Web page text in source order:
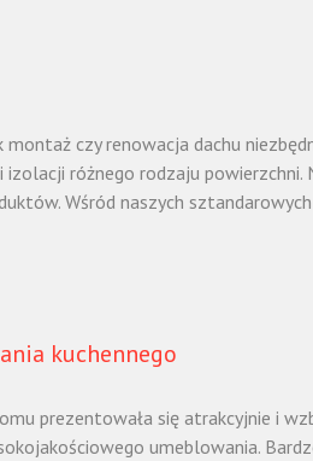
czy renowacja dachu
różnego rodzaju
Wśród naszych
kuchennego
prezentowała się atrakcyjnie i
umeblowania.